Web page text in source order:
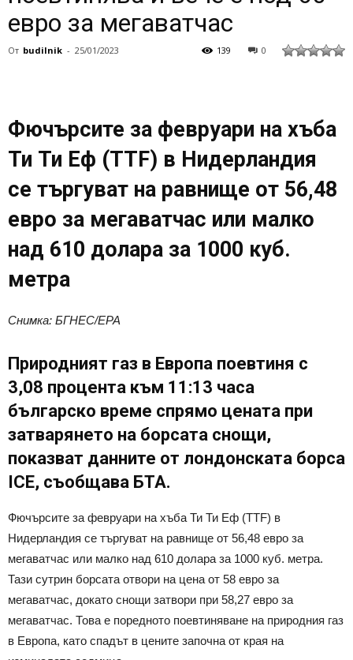
евро за мегаватчас
От budilnik - 25/01/2023 0
139
Фючърсите за февруари на хъба
Ти Ти Еф (TTF) в Нидерландия
се търгуват на равнище от 56,48
евро за мегаватчас или малко
над 610 долара за 1000 куб.
метра
Снимка: БГНЕС/ЕРА
Природният газ в Европа поевтиня с
3,08 процента към 11:13 часа
българско време спрямо цената при
затварянето на борсата снощи,
показват данните от лондонската борса
ICE, съобщава БТА.
Фючърсите за февруари на хъба Ти Ти Еф (TTF) в
Нидерландия се търгуват на равнище от 56,48 евро за
мегаватчас или малко над 610 долара за 1000 куб. метра.
Тази сутрин борсата отвори на цена от 58 евро за
мегаватчас, докато снощи затвори при 58,27 евро за
мегаватчас. Това е поредното поевтиняване на природния газ
в Европа, като спадът в цените започна от края на